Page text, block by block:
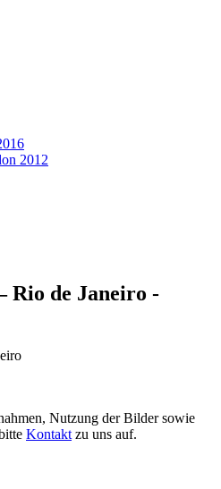
2012
Rio de Janeiro -
Nutzung der Bilder sowie
Kontakt zu uns auf.